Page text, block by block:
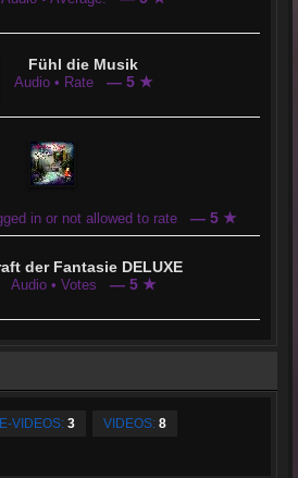
Fühl die Musik
Audio • Rate — 5 ★
in or not allowed to rate — 5 ★
der Fantasie DELUXE
Audio • Votes — 5 ★
VIDEOS: 3 VIDEOS: 8